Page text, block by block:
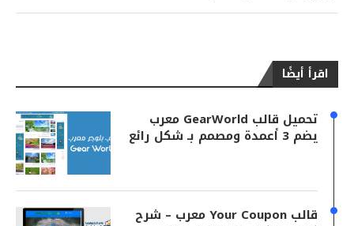
اقرأ أيضًا
تحميل قالب GearWorld معرب
يضم 3 أعمدة ومصمم بـ شكل رائع
قالب Your Coupon معرب – شرح